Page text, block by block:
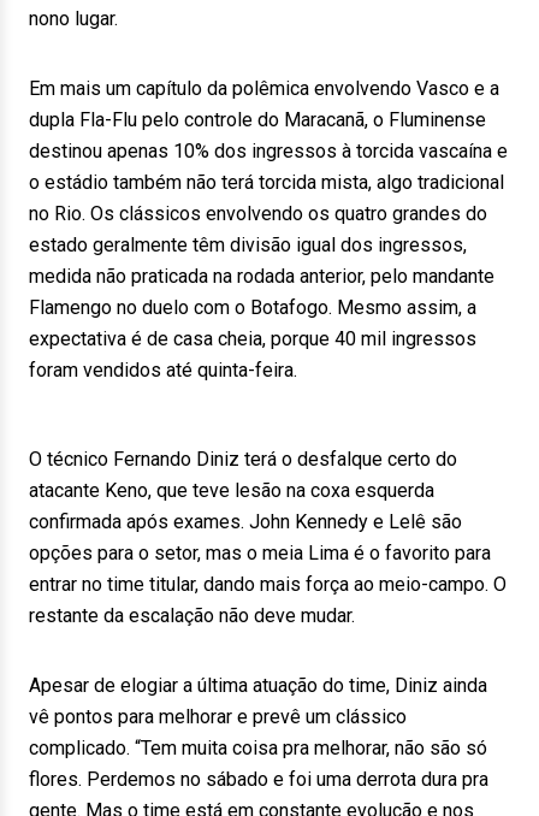
nono lugar.
Em mais um capítulo da polêmica envolvendo Vasco e a
dupla Fla-Flu pelo controle do Maracanã, o Fluminense
destinou apenas 10% dos ingressos à torcida vascaína e
o estádio também não terá torcida mista, algo tradicional
no Rio. Os clássicos envolvendo os quatro grandes do
estado geralmente têm divisão igual dos ingressos,
medida não praticada na rodada anterior, pelo mandante
Flamengo no duelo com o Botafogo. Mesmo assim, a
expectativa é de casa cheia, porque 40 mil ingressos
foram vendidos até quinta-feira.
O técnico Fernando Diniz terá o desfalque certo do
atacante Keno, que teve lesão na coxa esquerda
confirmada após exames. John Kennedy e Lelê são
opções para o setor, mas o meia Lima é o favorito para
entrar no time titular, dando mais força ao meio-campo. O
restante da escalação não deve mudar.
Apesar de elogiar a última atuação do time, Diniz ainda
vê pontos para melhorar e prevê um clássico
complicado. “Tem muita coisa pra melhorar, não são só
flores. Perdemos no sábado e foi uma derrota dura pra
gente. Mas o time está em constante evolução e nos